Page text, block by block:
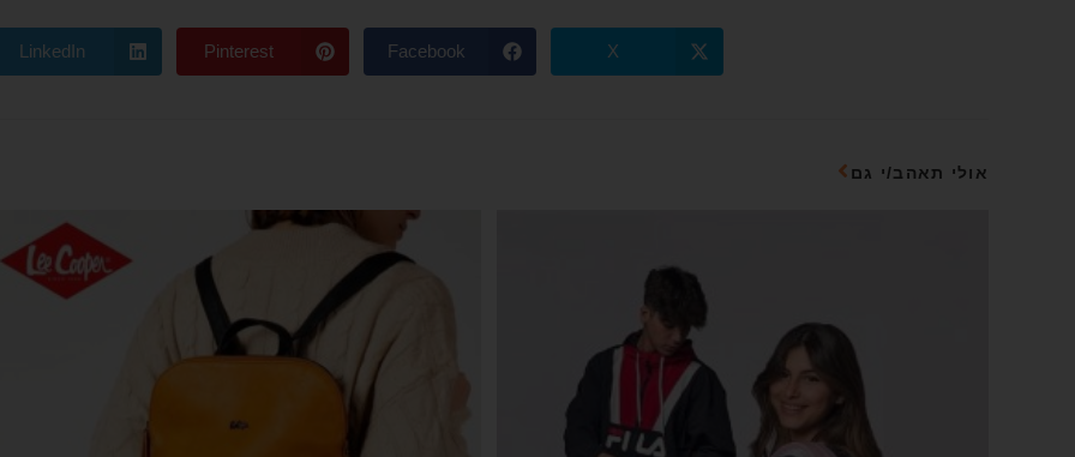
X
Facebook
Pinterest
LinkedIn
אולי תאהב/י גם